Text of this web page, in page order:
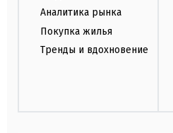
Аналитика рынка
Покупка жилья
Тренды и вдохновение